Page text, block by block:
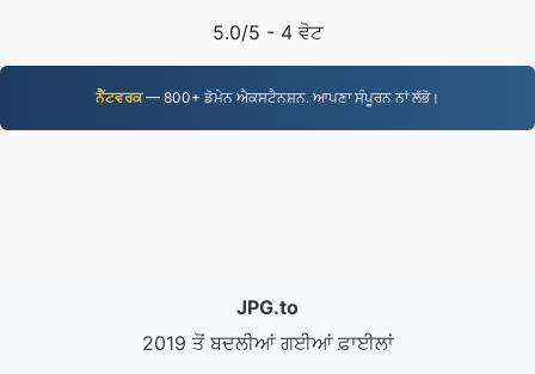
5.0/5 - 4 ਵੋਟ
ਨੈੱਟਵਰਕ— 800+ ਡੋਮੇਨ ਐਕਸਟੈਨਸ਼ਨ. ਆਪਣਾ ਸੰਪੂਰਨ ਨਾਂ ਲੱਭੋ।
JPG.to
2019 ਤੋਂ ਬਦਲੀਆਂ ਗਈਆਂ ਫ਼ਾਈਲਾਂ